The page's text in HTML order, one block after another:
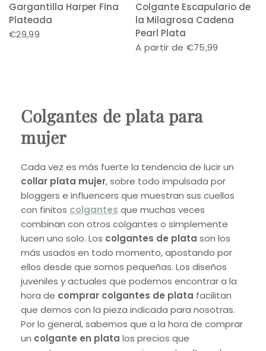
Gargantilla Harper Fina
Plateada
€29,99
Colgante Escapulario de
la Milagrosa Cadena
Pearl Plata
A partir de €75,99
Colgantes de plata para
mujer
Cada vez es más fuerte la tendencia de lucir un
collar plata mujer,sobre todo impulsada por
bloggers e influencers que muestran sus cuellos
con finitos colgantes que muchas veces
combinan con otros colgantes o simplemente
lucen uno solo. Los colgantes de plata son los
más usados en todo momento, apostando por
ellos desde que somos pequeñas. Los diseños
juveniles y actuales que podemos encontrar a la
hora de comprar colgantes de plata facilitan
que demos con la pieza indicada para nosotras.
Por lo general, sabemos que a la hora de comprar
un colgante en platalos precios que